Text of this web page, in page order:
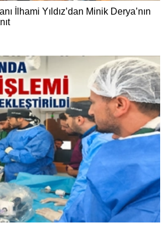
İlhami Yıldız’dan Minik Derya’nın